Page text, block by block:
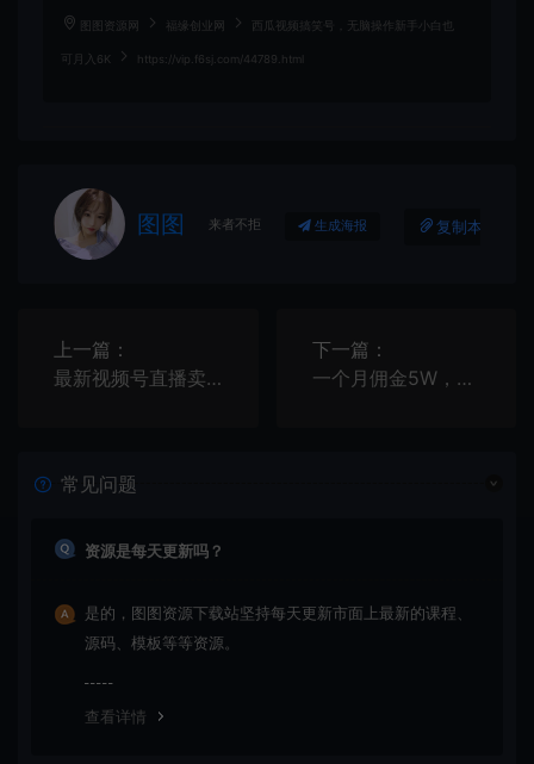
图图资源网 福缘创业网 西瓜视频搞笑号，无脑操作新手小白也
可月入6K https://vip.f6sj.com/44789.html
图图 来者不拒 生成海报 复制本文链接
上一篇：
最新视频号直播卖惨乞讨玩法，流量嘎嘎滴，轻松日入300+
下一篇：
一个月佣金5W，抖音蓝海AI书单号暴力新玩法，小白3分钟搞定一条视频
常见问题
资源是每天更新吗？
是的，图图资源下载站坚持每天更新市面上最新的课程、
源码、模板等等资源。
查看详情